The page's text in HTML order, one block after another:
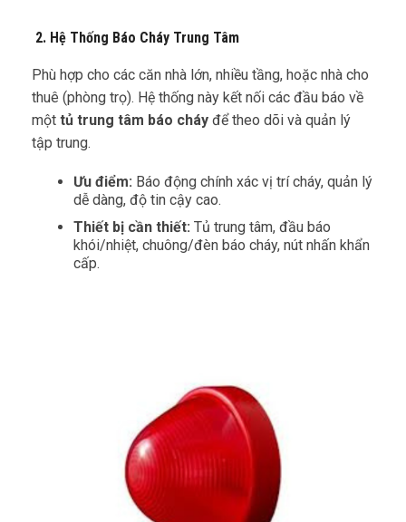
2. Hệ Thống Báo Cháy Trung Tâm
Phù hợp cho các căn nhà lớn, nhiều tầng, hoặc nhà cho
thuê (phòng trọ). Hệ thống này kết nối các đầu báo về
một tủ trung tâm báo cháy để theo dõi và quản lý
tập trung.
Ưu điểm: Báo động chính xác vị trí cháy, quản lý
dễ dàng, độ tin cậy cao.
Thiết bị cần thiết: Tủ trung tâm, đầu báo
khói/nhiệt, chuông/đèn báo cháy, nút nhấn khẩn
cấp.